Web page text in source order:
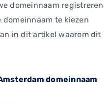
domeinnaam registreren
te kiezen
in dit artikel waarom dit
domeinnaam